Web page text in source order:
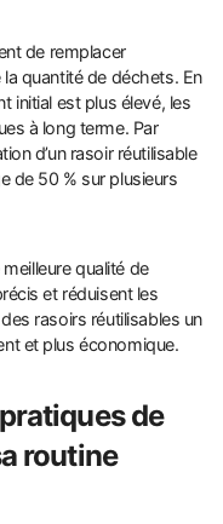
de remplacer
quantité de déchets. En
initial est plus élevé, les
à long terme. Par
d’un rasoir réutilisable
de 50 % sur plusieurs
qualité de
et réduisent les
rasoirs réutilisables un
et plus économique.
de
routine